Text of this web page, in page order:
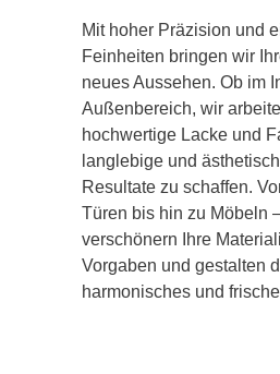
Mit hoher Präzision und
Feinheiten bringen wir
neues Aussehen. Ob im
Außenbereich, wir
hochwertige Lacke und
langlebige und
Resultate zu schaffen.
Türen bis hin zu Möbeln
verschönern Ihre
Vorgaben und gestalten
harmonisches und